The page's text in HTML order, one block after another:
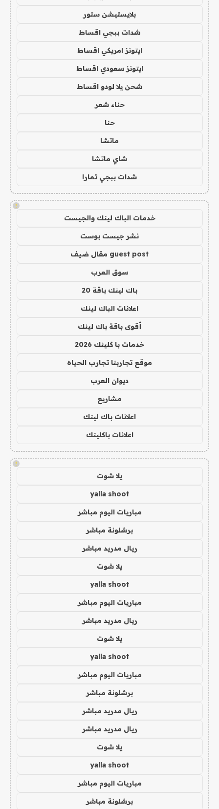
بلايستيشن ستور
شدات ببجي اقساط
ايتونز امريكي اقساط
ايتونز سعودي اقساط
شحن يلا لودو اقساط
حناء شعر
حنا
ماتشا
شاي ماتشا
شدات ببجي تمارا
!
خدمات الباك لينك والجيست
نشر جيست بوست
guest post مقال ضيف
سوق العرب
باك لينك باقة 20
اعلانات الباك لينك
أقوى باقة باك لينك
خدمات با كلينك 2026
موقع تجاربنا تجارب الحياه
ديوان العرب
مشاريع
اعلانات باك لينك
اعلانات باكلينك
!
يلا شوت
yalla shoot
مباريات اليوم مباشر
برشلونة مباشر
ريال مدريد مباشر
يلا شوت
yalla shoot
مباريات اليوم مباشر
ريال مدريد مباشر
يلا شوت
yalla shoot
مباريات اليوم مباشر
برشلونة مباشر
ريال مدريد مباشر
ريال مدريد مباشر
يلا شوت
yalla shoot
مباريات اليوم مباشر
برشلونة مباشر